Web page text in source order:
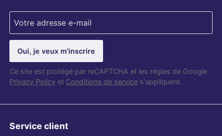
Oui, je veux m'inscrire
Ce site est protégé par reCAPTCHA et les règles de Google
Privacy Policy et Conditions de service s'appliquent.
Service client